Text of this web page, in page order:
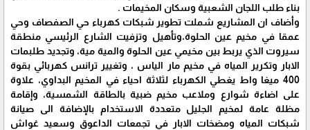
بناء طلب اللجان الشعبية وسكان المخيمات .
وأضاف ان المشاريع شملت تطوير شبكات كهرباء حي الصفصاف وحي
عمقا في مخيم عين الحلوة،وتأهيل وتزفيت الشارع الرئيسي منطقة
سيروت الذي يربط بين مخيمي عين الحلوة والمية مية، وتجديد طلبمات
الابار وتكرير المياه في مخيم مار الياس ، وتغيير ترانس كهربائي بقوة
400 ميغا واط يغطي الكهرباء لثلاثة احياء في المخيم البداوي، علاوة
على اضاءة شوارع وملاعب مخيم ضبية بالطاقة الشمسية، وإقامة
مظلة عامة لمخيم الجليل متعددة الاستخدام بالإضافة الى صيانة
شبكات المياه ومضخات الابار في تجمعات الداعوق وسعيد غواش